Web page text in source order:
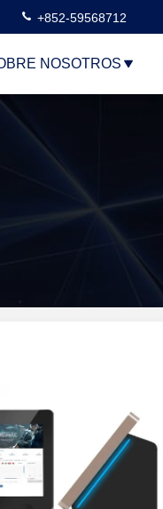
+852-59568712
NOSOTROS